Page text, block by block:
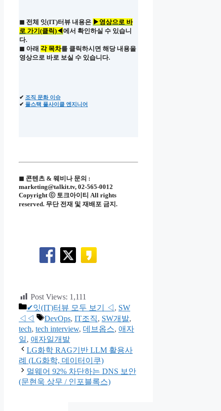
◼ 전체 잇(IT)터뷰 내용은 ▶영상으로 바
로 가기(클릭)◀에서 확인하실 수 있습니
다.
◼ 아래 각 목차를 클릭하시면 해당 내용을
영상으로 바로 보실 수 있습니다.
✔ 조직 문화 이슈
✔ 풀스택 풀사이클 엔지니어
◼ 콘텐츠 & 웨비나 문의 :
marketing@talkit.tv, 02-565-0012
Copyright ⓒ 토크아이티 All rights
reserved. 무단 전재 및 재배포 금지.
Post Views: 1,111
카
테
고
리
✔잇(IT)터뷰 모두 보기 ◁ , SW
◁◁
태
그
DevOps, IT조직, SW개발,
tech, tech interview, 데브옵스, 애자
일, 애자일개발
LG화학 RAG기반 LLM 활용사
례 (LG화학, 데이터이쿠)
멀웨어 92% 차단하는 DNS 보안
(문현욱 상무 / 인포블록스)